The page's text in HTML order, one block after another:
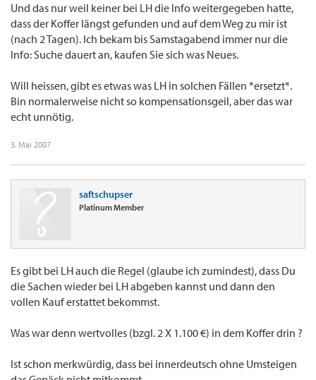
Und das nur weil keiner bei LH die Info weitergegeben hatte,
dass der Koffer längst gefunden und auf dem Weg zu mir ist
(nach 2 Tagen). Ich bekam bis Samstagabend immer nur die
Info: Suche dauert an, kaufen Sie sich was Neues.
Will heissen, gibt es etwas was LH in solchen Fällen *ersetzt*.
Bin normalerweise nicht so kompensationsgeil, aber das war
echt unnötig.
3. Mai 2007
saftschupser
Platinum Member
Es gibt bei LH auch die Regel (glaube ich zumindest), dass Du
die Sachen wieder bei LH abgeben kannst und dann den
vollen Kauf erstattet bekommst.
Was war denn wertvolles (bzgl. 2 X 1.100 €) in dem Koffer drin ?
Ist schon merkwürdig, dass bei innerdeutsch ohne Umsteigen